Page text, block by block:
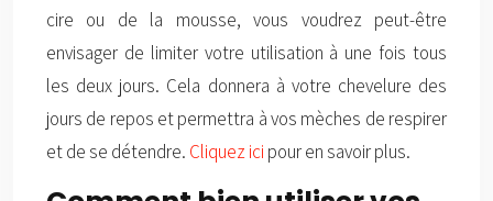
cire ou de la mousse, vous voudrez peut-être
envisager de limiter votre utilisation à une fois tous
les deux jours. Cela donnera à votre chevelure des
jours de repos et permettra à vos mèches de respirer
et de se détendre. Cliquez ici pour en savoir plus.